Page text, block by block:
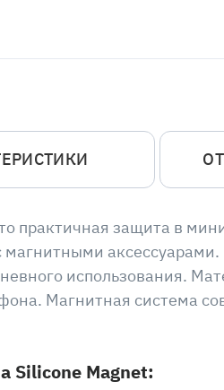
практичная защита в
использования.
Магнитная система
Silicone Magnet: